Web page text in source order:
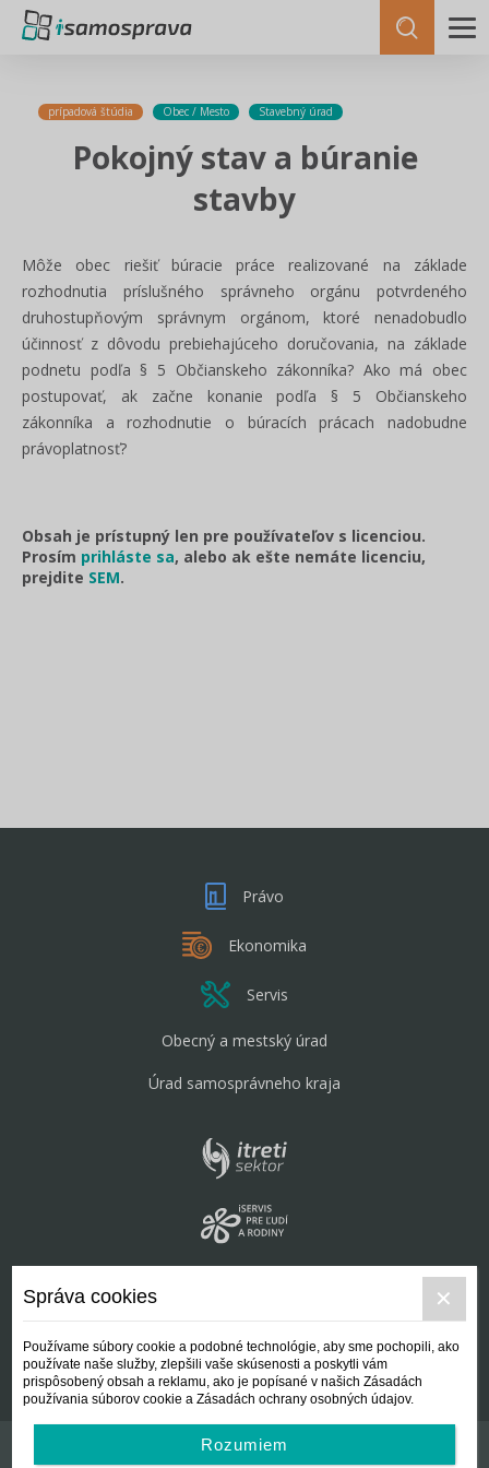
prípadová štúdia Obec / Mesto Stavebný úrad
Pokojný stav a búranie
stavby
Môže obec riešiť búracie práce realizované na základe
rozhodnutia príslušného správneho orgánu potvrdeného
druhostupňovým správnym orgánom, ktoré nenadobudlo
účinnosť z dôvodu prebiehajúceho doručovania, na základe
podnetu podľa § 5 Občianskeho zákonníka? Ako má obec
postupovať, ak začne konanie podľa § 5 Občianskeho
zákonníka a rozhodnutie o búracích prácach nadobudne
právoplatnosť?
Obsah je prístupný len pre používateľov s licenciou.
Prosím prihláste sa, alebo ak ešte nemáte licenciu,
prejdite SEM.
Právo
Ekonomika
Servis
Obecný a mestský úrad
Úrad samosprávneho kraja
Kontakt
Správa cookies
Používame súbory cookie a podobné technológie, aby sme pochopili, ako
používate naše služby, zlepšili vaše skúsenosti a poskytli vám
prispôsobený obsah a reklamu, ako je popísané v našich Zásadách
používania súborov cookie a Zásadách ochrany osobných údajov.
Rozumiem